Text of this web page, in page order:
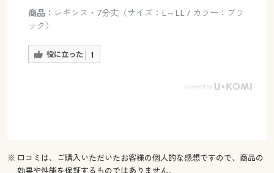
商品： レギンス・7分丈（サイズ：L～LL / カラー：ブラ
ック）
役に立った 1
※ 口コミは、ご購入いただいたお客様の個人的な感想ですので、商品の
効果や性能を保証するものではありません。